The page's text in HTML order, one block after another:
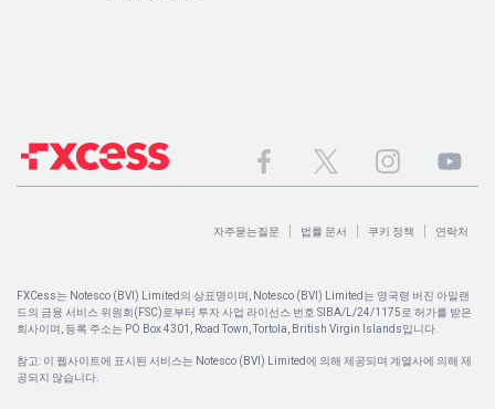
자주묻는질문 법률 문서 쿠키 정책 연락처
FXCess는 Notesco (BVI) Limited의 상표명이며, Notesco (BVI) Limited는 영국령 버진 아일랜
드의 금융 서비스 위원회(FSC)로부터 투자 사업 라이선스 번호 SIBA/L/24/1175로 허가를 받은
회사이며, 등록 주소는 PO Box 4301, Road Town, Tortola, British Virgin Islands입니다.
참고: 이 웹사이트에 표시된 서비스는 Notesco (BVI) Limited에 의해 제공되며 계열사에 의해 제
공되지 않습니다.